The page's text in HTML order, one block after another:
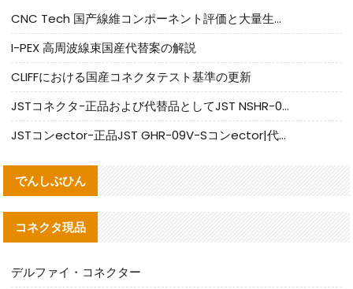
CNC Tech 国产線維コンポーネント評価と大量生産適合ガイド
I-PEX 高周波線束国産代替案の解説
CLIFFにおける国産コネクタテスト基準の更新
JSTコネクタ-正品および代替品としてJST NSHR-02V-Sコネクタを提供します
JSTコンector-正品JST GHR-09V-Sコンector|代替品提供
でんしぶひん
コネクタ現品
デルファイ・コネクター